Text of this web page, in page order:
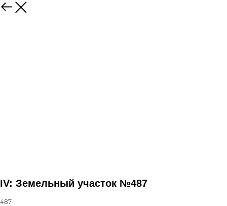
IV: Земельный участок №487
487